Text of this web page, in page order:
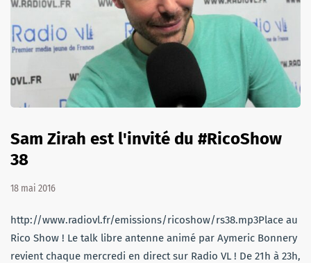
Sam Zirah est l'invité du #RicoShow
38
18 mai 2016
http://www.radiovl.fr/emissions/ricoshow/rs38.mp3Place au
Rico Show ! Le talk libre antenne animé par Aymeric Bonnery
revient chaque mercredi en direct sur Radio VL ! De 21h à 23h,